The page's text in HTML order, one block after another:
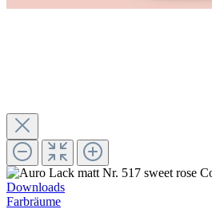
Downloads
Farbräume